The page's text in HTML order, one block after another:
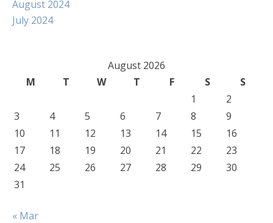
August 2024
July 2024
August 2026
M
T W T F S
S
1
2
3
4 5 6 7 8
9
10
11 12 13 14 15
16
17
18 19 20 21 22
23
24
25 26 27 28 29
30
31
« Mar